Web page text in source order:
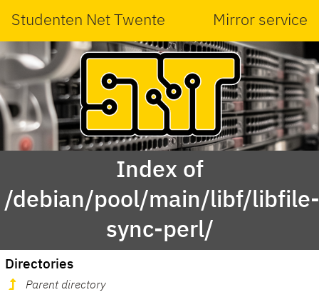
Studenten Net Twente Mirror service
Index of
/debian/pool/main/libf/
sync-perl/
Directories
Parent directory